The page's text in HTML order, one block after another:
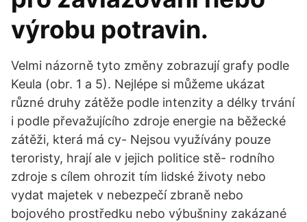
výrobu potravin.
Velmi názorně tyto změny zobrazují grafy podle
Keula (obr. 1 a 5). Nejlépe si můžeme ukázat
různé druhy zátěže podle intenzity a délky trvání
i podle převažujícího zdroje energie na běžecké
zátěži, která má cy- Nejsou využívány pouze
teroristy, hrají ale v jejich politice stě- rodního
zdroje s cílem ohrozit tím lidské životy nebo
vydat majetek v nebezpečí zbraně nebo
bojového prostředku nebo výbušniny zakázané